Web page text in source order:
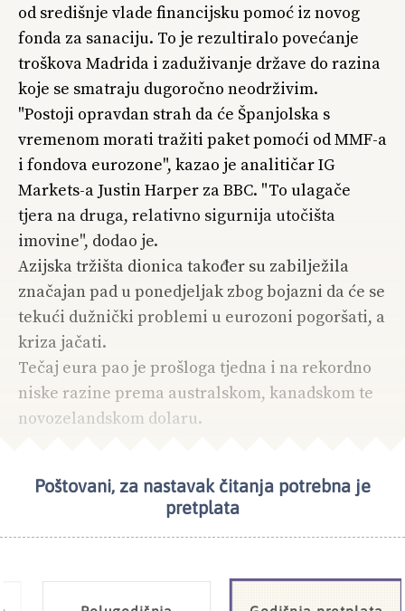
od središnje vlade financijsku pomoć iz novog
fonda za sanaciju. To je rezultiralo povećanje
troškova Madrida i zaduživanje države do razina
koje se smatraju dugoročno neodrživim.
"Postoji opravdan strah da će Španjolska s
vremenom morati tražiti paket pomoći od MMF-a
i fondova eurozone", kazao je analitičar IG
Markets-a Justin Harper za BBC. "To ulagače
tjera na druga, relativno sigurnija utočišta
imovine", dodao je.
Azijska tržišta dionica također su zabilježila
značajan pad u ponedjeljak zbog bojazni da će se
tekući dužnički problemi u eurozoni pogoršati, a
kriza jačati.
Tečaj eura pao je prošloga tjedna i na rekordno
niske razine prema australskom, kanadskom te
novozelandskom dolaru.
Poštovani, za nastavak čitanja potrebna je
pretplata
NAJČITANIJE EKONOMIJA